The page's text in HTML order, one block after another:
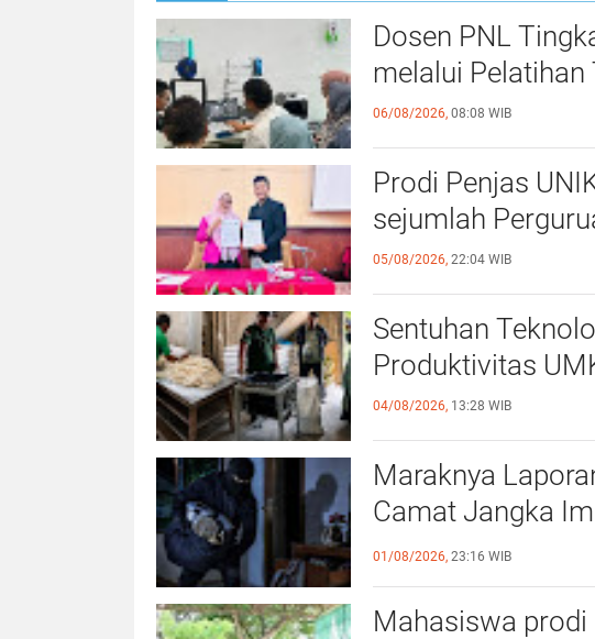
Dosen PNL
melalui
06/08/2026, 08:08 WIB
Prodi Penjas
sejumlah
05/08/2026, 22:04 WIB
Sentuhan
Produktivitas
04/08/2026, 13:28 WIB
Maraknya
Camat Jangka
Kewaspadaan
01/08/2026, 23:16 WIB
Mahasiswa prodi